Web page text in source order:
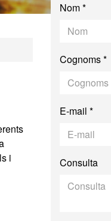
i
Nom *
Cognoms *
E-mail *
Consulta